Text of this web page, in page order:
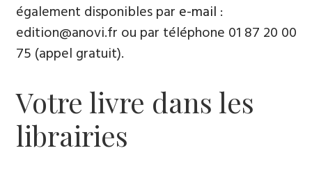
également disponibles par e-mail :
edition@anovi.fr ou par téléphone ​​0​1 87 20 00
75 (appel gratuit).
Votre livre dans les
librairies